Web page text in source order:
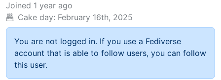
Joined 1 year ago
Cake day: February 16th, 2025
You are not logged in. If you use a Fediverse
account that is able to follow users, you can follow
this user.